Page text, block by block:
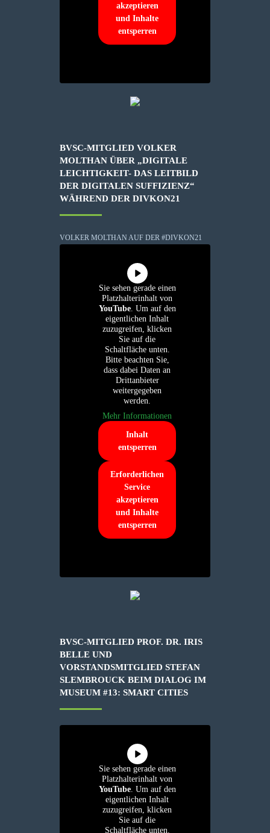
akzeptieren
und Inhalte
entsperren
BVSC-MITGLIED VOLKER
MOLTHAN ÜBER „DIGITALE
LEICHTIGKEIT- DAS LEITBILD
DER DIGITALEN SUFFIZIENZ“
WÄHREND DER DIVKON21
VOLKER MOLTHAN AUF DER #DIVKON21
Sie sehen gerade einen
Platzhalterinhalt von
YouTube. Um auf den
eigentlichen Inhalt
zuzugreifen, klicken
Sie auf die
Schaltfläche unten.
Bitte beachten Sie,
dass dabei Daten an
Drittanbieter
weitergegeben
werden.
Mehr Informationen
Inhalt
entsperren
Erforderlichen
Service
akzeptieren
und Inhalte
entsperren
BVSC-MITGLIED PROF. DR. IRIS
BELLE UND
VORSTANDSMITGLIED STEFAN
SLEMBROUCK BEIM DIALOG IM
MUSEUM #13: SMART CITIES
Sie sehen gerade einen
Platzhalterinhalt von
YouTube. Um auf den
eigentlichen Inhalt
zuzugreifen, klicken
Sie auf die
Schaltfläche unten.